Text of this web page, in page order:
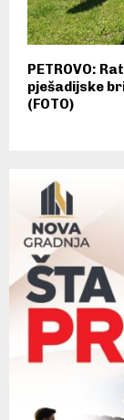
PETROVO:
pješadijske
(FOTO)